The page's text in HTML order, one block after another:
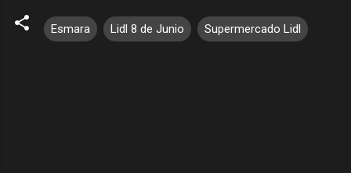
Esmara Lidl 8 de Junio Supermercado Lidl